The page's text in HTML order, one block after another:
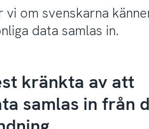
om svenskarna
data samlas in.
kränkta av att
samlas in från